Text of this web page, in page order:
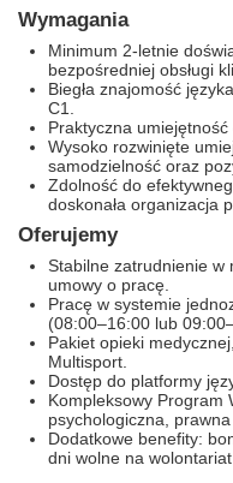
Wymagania
Minimum 2-letnie
bezpośredniej obsługi
Biegła znajomość
C1.
Praktyczna umiejętność
Wysoko rozwinięte
samodzielność oraz
Zdolność do
doskonała organizacja
Oferujemy
Stabilne zatrudnienie w
umowy o pracę.
Pracę w systemie
(08:00–16:00 lub
Pakiet opieki
Multisport.
Dostęp do platformy
Kompleksowy Program
psychologiczna,
Dodatkowe benefity:
dni wolne na wolontariat